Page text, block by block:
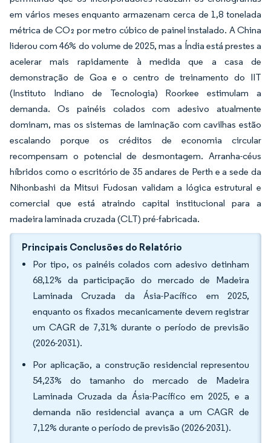
em vários meses enquanto armazenam cerca de 1,8 tonelada
métrica de CO₂ por metro cúbico de painel instalado. A China
liderou com 46% do volume de 2025, mas a Índia está prestes a
acelerar mais rapidamente à medida que a casa de
demonstração de Goa e o centro de treinamento do IIT
(Instituto Indiano de Tecnologia) Roorkee estimulam a
demanda. Os painéis colados com adesivo atualmente
dominam, mas os sistemas de laminação com cavilhas estão
escalando porque os créditos de economia circular
recompensam o potencial de desmontagem. Arranha-céus
híbridos como o escritório de 35 andares de Perth e a sede da
Nihonbashi da Mitsui Fudosan validam a lógica estrutural e
comercial que está atraindo capital institucional para a
madeira laminada cruzada (CLT) pré-fabricada.
Principais Conclusões do Relatório
Por tipo, os painéis colados com adesivo detinham
68,12% da participação do mercado de Madeira
Laminada Cruzada da Ásia-Pacífico em 2025,
enquanto os fixados mecanicamente devem registrar
um CAGR de 7,31% durante o período de previsão
(2026-2031).
Por aplicação, a construção residencial representou
54,23% do tamanho do mercado de Madeira
Laminada Cruzada da Ásia-Pacífico em 2025, e a
demanda não residencial avança a um CAGR de
7,12% durante o período de previsão (2026-2031).